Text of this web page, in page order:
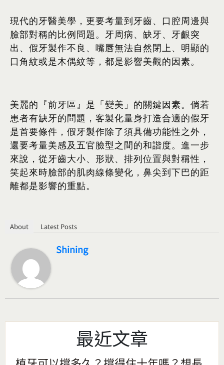
現代的牙醫美學，更要考量到牙齒、口腔周邊與
臉部對稱的比例問題。牙周病、缺牙、牙齦突
出、假牙製作不良、嘴唇無法自然閉上、明顯的
口角紋或是木偶紋等，都是影響美觀的因素。
美麗的『前牙區』是「變美」的關鍵因素。倘若
患者有缺牙的問題，客製化量身打造合適的假牙
是首要條件，假牙製作除了須具備功能性之外，
還要考量美感及五官臉型之間的和諧度。進一步
來說，從牙齒大小、形狀、排列位置與對稱性，
笑起來時臉部的肌肉線條變化，鼻尖到下巴的距
離都是影響的重點。
About Latest Posts
Shining
最近文章